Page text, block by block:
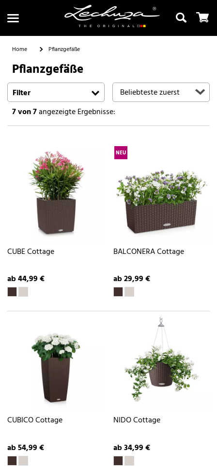
Suchen
Home Pflanzgefäße
Pflanzgefäße
Filter
7von 7angezeigte Ergebnisse:
CUBE Cottage
ab 44,99 €
NEU
BALCONERA Cottage
ab 29,99 €
CUBICO Cottage
ab 54,99 €
NIDO Cottage
ab 34,99 €